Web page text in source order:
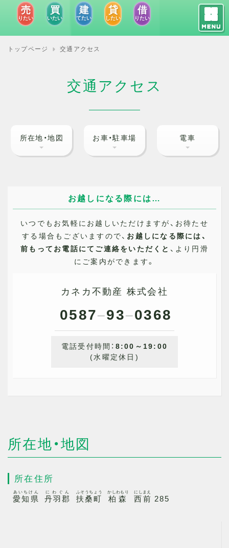
売
りたい
買
いたい
建
てたい 貸
したい
借
りたい
トップページ 交通アクセス お問い合わせ
売りたい
トップページ 交通アクセス
交通アクセス
所在地・地図 お車・駐車場 電車
お越しになる際には…
いつでもお気軽にお越しいただけますが、お待たせ
する場合もございますので、 お越しになる際には、
前もってお電話にてご連絡をいただくと 、より円滑
にご案内ができます。
カネカ不動産 株式会社
0587–93–0368
電話受付時間： 8:00～19:00
(水曜定休日)
所在地・地図
所在住所
愛知県
あいちけん
丹羽郡
にわぐん
扶桑町
ふそうちょう
柏森
かしわもり
西前
にしまえ
285